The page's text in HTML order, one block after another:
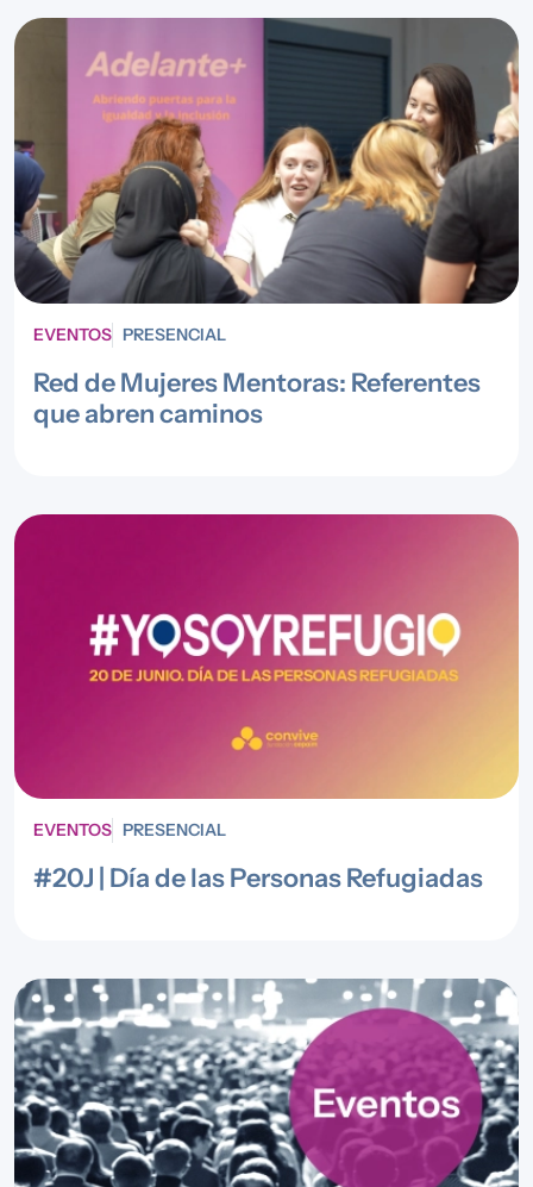
EVENTOS PRESENCIAL
Red de Mujeres Mentoras: Referentes
que abren caminos
EVENTOS PRESENCIAL
#20J | Día de las Personas Refugiadas